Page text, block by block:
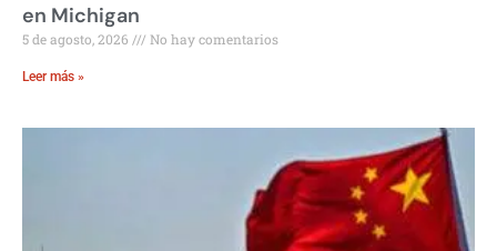
en Michigan
5 de agosto, 2026 No hay comentarios
Leer más »